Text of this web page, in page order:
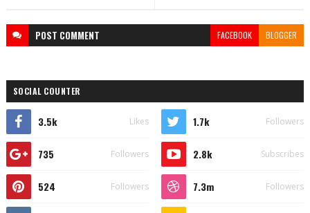
POST COMMENT FACEBOOK BLOGGER
SOCIAL COUNTER
3.5k Likes 1.7k Followers
735 Followers 2.8k Subscribes
524 Followers 7.3m Followers